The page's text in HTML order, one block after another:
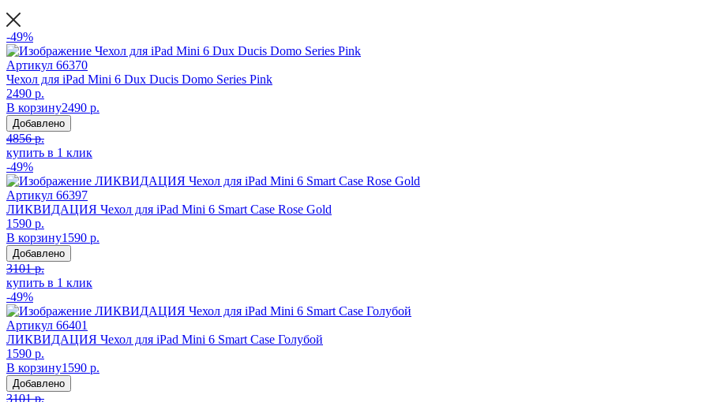
-49%
Артикул 66370
Чехол для iPad Mini 6 Dux Ducis Domo Series Pink
2490 р.
В корзину2490 р.
Добавлено
4856 р.
купить в 1 клик
-49%
Артикул 66397
ЛИКВИДАЦИЯ Чехол для iPad Mini 6 Smart Case Rose Gold
1590 р.
В корзину1590 р.
Добавлено
3101 р.
купить в 1 клик
-49%
Артикул 66401
ЛИКВИДАЦИЯ Чехол для iPad Mini 6 Smart Case Голубой
1590 р.
В корзину1590 р.
Добавлено
3101 р.